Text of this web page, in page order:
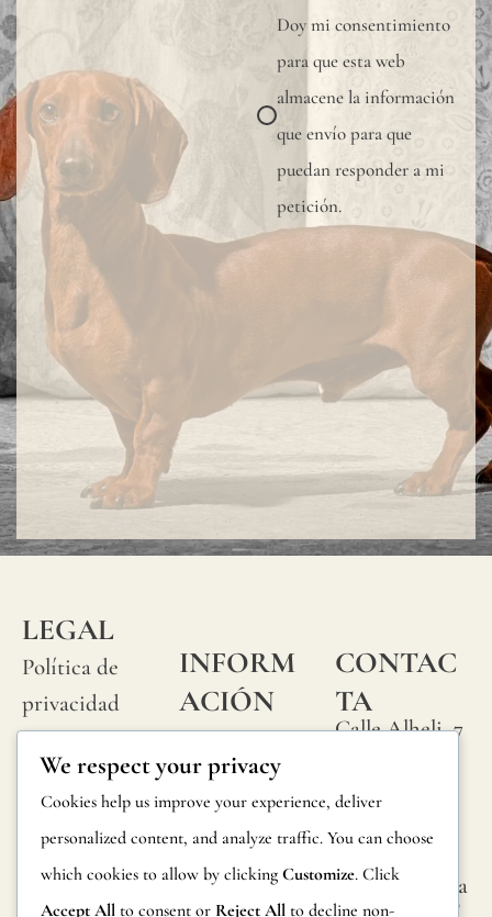
Doy mi consentimiento
para que esta web
almacene la información
que envío para que
puedan responder a mi
petición.
LEGAL
Política de
privacidad
Política de
cookies
Condiciones
generales
INFORM
ACIÓN
Preguntas
frecuentes
Información
productos
CONTAC
TA
Calle Alheli, 7
de la Victoria
Málaga,
España
hola@jamesma
lonefabrics.co
We respect your privacy
Cookies help us improve your experience, deliver
personalized content, and analyze traffic. You can choose
which cookies to allow by clicking Customize. Click
Accept All to consent or Reject All to decline non-